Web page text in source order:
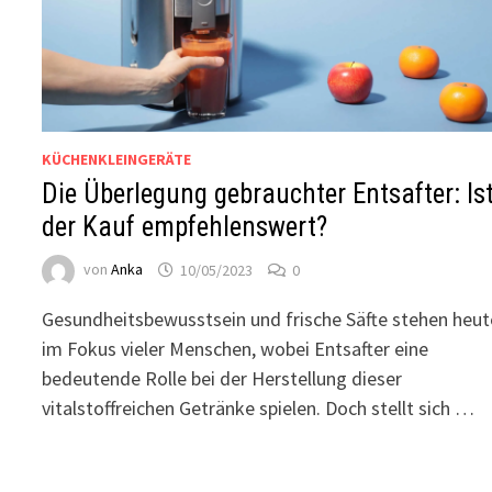
KÜCHENKLEINGERÄTE
Die Überlegung gebrauchter Entsafter:
der Kauf empfehlenswert?
vonAnka 10/05/2023 0
Gesundheitsbewusstsein und frische Säfte stehen
im Fokus vieler Menschen, wobei Entsafter eine
bedeutende Rolle bei der Herstellung dieser
vitalstoffreichen Getränke spielen. Doch stellt sich …